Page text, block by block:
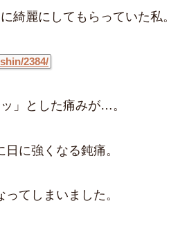
綺麗にしてもらっていた私。
2384/
」とした痛みが…。
に強くなる鈍痛。
てしまいました。